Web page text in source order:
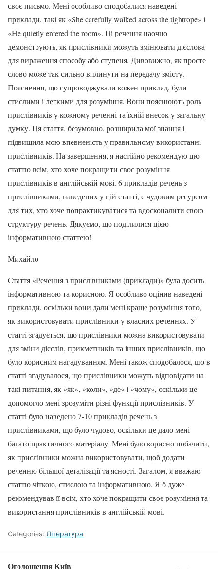
своє письмо. Мені особливо сподобалися наведені
приклади, такі як «She carefully walked across the tightrope» і
«He quietly entered the room». Ці речення наочно
демонструють, як прислівники можуть змінювати дієслова
для вираження способу або ступеня. Дивовижно, як просте
слово може так сильно вплинути на передачу змісту.
Пояснення, що супроводжували кожен приклад, були
стислими і легкими для розуміння. Вони пояснюють роль
прислівників у кожному реченні та їхній внесок у загальну
думку. Ця стаття, безумовно, розширила мої знання і
підвищила мою впевненість у правильному використанні
прислівників. На завершення, я настійно рекомендую цю
статтю всім, хто хоче покращити своє розуміння
прислівників в англійській мові. 6 прикладів речень з
прислівниками, наведених у цій статті, є чудовим ресурсом
для тих, хто хоче попрактикуватися та вдосконалити свою
структуру речень. Дякуємо, що поділилися цією
інформативною статтею!
Михайло
Стаття «Речення з прислівниками (приклади)» була досить
інформативною та корисною. Я особливо оцінив наведені
приклади, оскільки вони дали мені краще розуміння того,
як використовувати прислівники у власних реченнях. У
статті згадується, що прислівники можна використовувати
для зміни дієслів, прикметників та інших прислівників, що
було корисним нагадуванням. Мені також сподобалося, що в
статті згадувалося, що прислівники можуть відповідати на
такі питання, як «як», «коли», «де» і «чому», оскільки це
допомогло мені зрозуміти різні функції прислівників. У
статті було наведено 7-10 прикладів речень з
прислівниками, що було чудово, оскільки це дало мені
багато практичного матеріалу. Мені було корисно побачити,
як прислівники можна використовувати, щоб додати
реченню більшої деталізації та ясності. Загалом, я вважаю
статтю чіткою, стислою та інформативною. Я б дуже
рекомендував її всім, хто хоче покращити своє розуміння та
використання прислівників в англійській мові.
Categories: Література
Оголошення Київ